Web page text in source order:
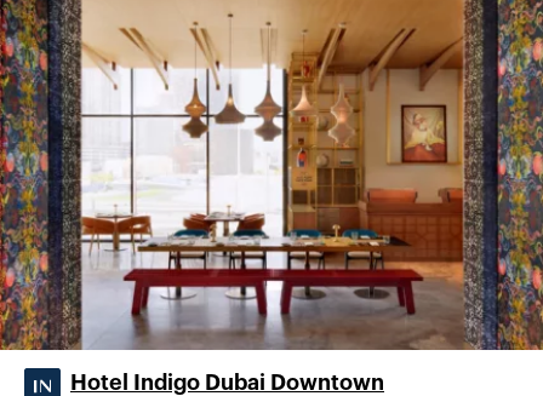
Hotel Indigo Dubai Downtown